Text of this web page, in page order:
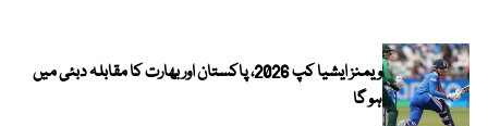
ویمنز ایشیا کپ 2026، پاکستان اور بھارت کا مقابلہ دبئی میں
ہو گا